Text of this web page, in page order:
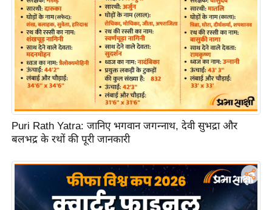
मा
र्म
ल
व्र
त्यो
हा
र
Puri Rath Yatra: जानिए भगवान जगन्नाथ, देवी सुभद्रा और
बलभद्र के रथों की पूरी जानकारी